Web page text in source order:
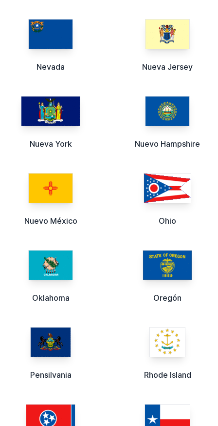
Nevada Nueva Jersey
Nueva York Nuevo Hampshire
Nuevo México Ohio
Oklahoma Oregón
Pensilvania Rhode Island